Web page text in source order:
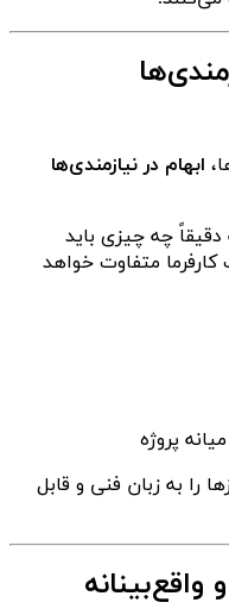
ابهام در نیازمندی‌ها
چه چیزی باید
متفاوت خواهد
پروژه
را به زبان فنی و قابل